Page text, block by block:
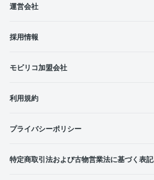
運営会社
採用情報
モビリコ加盟会社
利用規約
プライバシーポリシー
特定商取引法および古物営業法に基づく表記